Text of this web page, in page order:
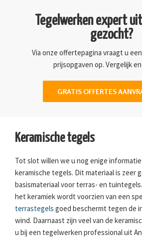
Tegelwerken expert
gezocht?
Via onze offertepagina vraagt u
prijsopgaven op. Vergelijk
GRATIS OFFERTES
Keramische tegels
Tot slot willen we u nog enige
keramische tegels. Dit materiaal is zeer
basismateriaal voor terras- en
het keramiek wordt voorzien van een
terrastegels goed beschermt tegen de
wind. Daarnaast zijn veel van de
u bij een tegelwerken professional uit